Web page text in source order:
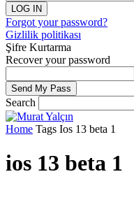
Forgot your password?
Gizlilik politikası
Şifre Kurtarma
Recover your password
Search
Home Tags Ios 13 beta 1
ios 13 beta 1